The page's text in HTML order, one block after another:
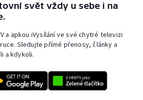
svět vždy u sebe i na
a apkou iVysílání ve své chytré televizi
Sledujte přímé přenosy, články a
a kdykoli.